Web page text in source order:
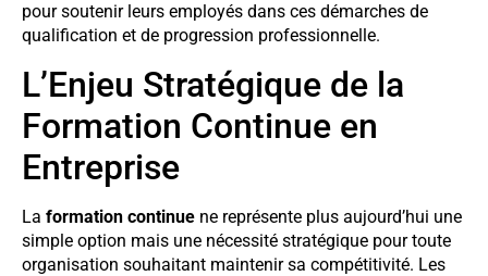
pour soutenir leurs employés dans ces démarches de
qualification et de progression professionnelle.
L’Enjeu Stratégique de la
Formation Continue en
Entreprise
La formation continue ne représente plus aujourd’hui une
simple option mais une nécessité stratégique pour toute
organisation souhaitant maintenir sa compétitivité. Les